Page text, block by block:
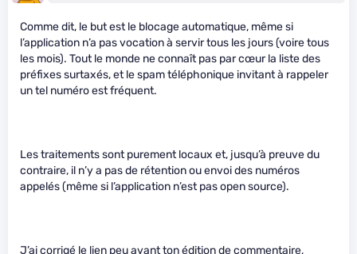
Comme dit, le but est le blocage automatique, même si
l’application n’a pas vocation à servir tous les jours (voire tous
les mois). Tout le monde ne connaît pas par cœur la liste des
préfixes surtaxés, et le spam téléphonique invitant à rappeler
un tel numéro est fréquent.
Les traitements sont purement locaux et, jusqu’à preuve du
contraire, il n’y a pas de rétention ou envoi des numéros
appelés (même si l’application n’est pas open source).
J’ai corrigé le lien peu avant ton édition de commentaire,